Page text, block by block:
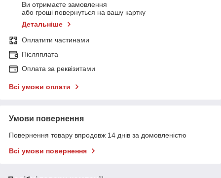
Ви отримаєте замовлення
або гроші повернуться на вашу картку
Детальніше
Оплатити частинами
Післяплата
Оплата за реквізитами
Всі умови оплати
Умови повернення
Повернення товару впродовж 14 днів за домовленістю
Всі умови повернення